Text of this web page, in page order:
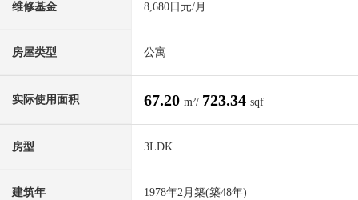
维修基金 8,680日元/月
房屋类型 公寓
实际使用面积 67.20 m²/ 723.34 sqf
房型 3LDK
建筑年 1978年2月築(築48年)